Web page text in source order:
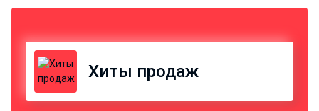
Хиты продаж